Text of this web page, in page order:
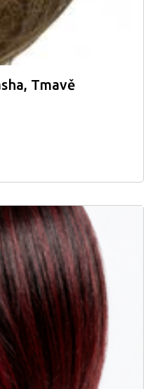
Tmavě